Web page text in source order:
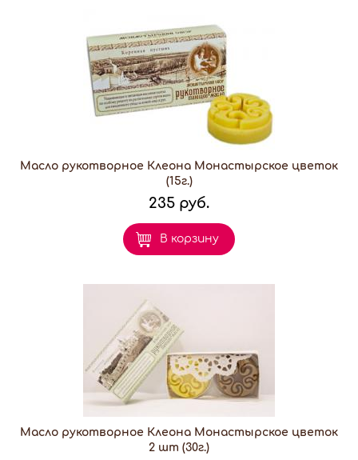
Масло рукотворное Клеона Монастырское цветок
(15г.)
235 руб.
В корзину
Масло рукотворное Клеона Монастырское цветок
2 шт (30г.)